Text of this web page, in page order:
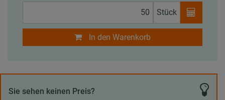
Stück
In den Warenkorb
Sie sehen keinen Preis?